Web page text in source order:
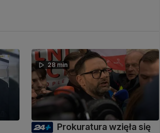
28 min
Prokuratura wzięła się